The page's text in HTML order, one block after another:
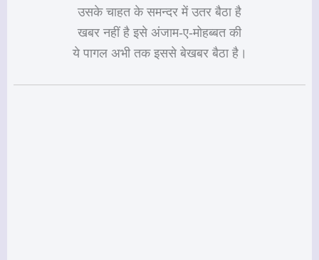
उसके चाहत के समन्दर में उतर बैठा है
खबर नहीं है इसे अंजाम-ए-मोहब्बत की
ये पागल अभी तक इससे बेखबर बैठा है।